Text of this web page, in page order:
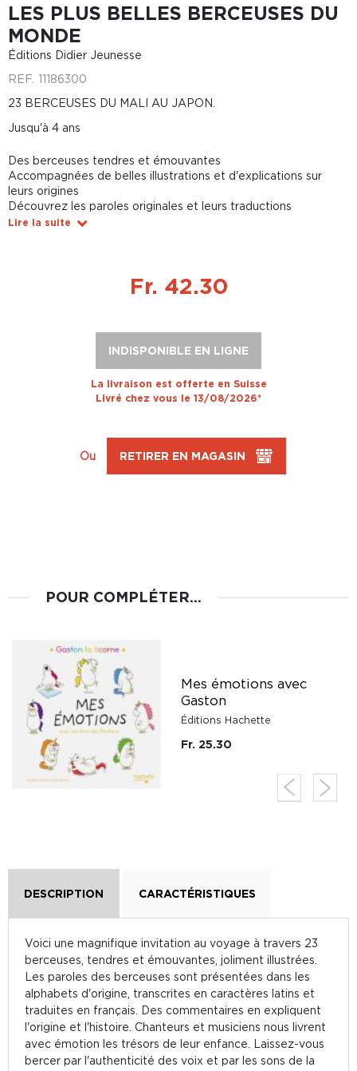
LES PLUS BELLES BERCEUSES DU
MONDE
Éditions Didier Jeunesse
REF. 11186300
23 BERCEUSES DU MALI AU JAPON.
Jusqu'à 4 ans
Des berceuses tendres et émouvantes
Accompagnées de belles illustrations et d'explications sur
leurs origines
Découvrez les paroles originales et leurs traductions
Lire la suite
Fr. 42.30
INDISPONIBLE EN LIGNE
La livraison est offerte en Suisse
Livré chez vous le 13/08/2026*
Ou RETIRER EN MAGASIN
POUR COMPLÉTER...
Mes émotions avec
Gaston
Éditions Hachette
Fr. 25.30
DESCRIPTION CARACTÉRISTIQUES
Voici une magnifique invitation au voyage à travers 23
berceuses, tendres et émouvantes, joliment illustrées.
Les paroles des berceuses sont présentées dans les
alphabets d'origine, transcrites en caractères latins et
traduites en français. Des commentaires en expliquent
l'origine et l'histoire. Chanteurs et musiciens nous livrent
avec émotion les trésors de leur enfance. Laissez-vous
bercer par l'authenticité des voix et par les sons de la